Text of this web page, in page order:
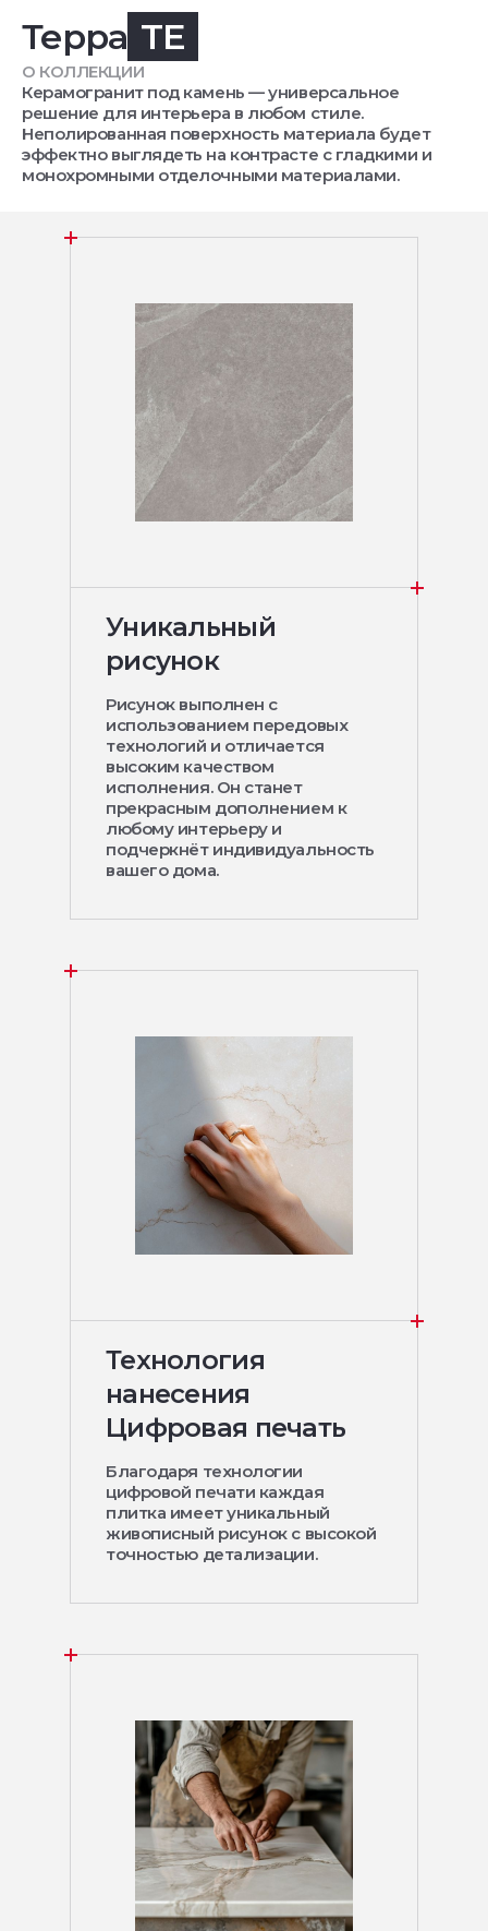
Терра TE
О КОЛЛЕКЦИИ
Керамогранит под камень — универсальное
решение для интерьера в любом стиле.
Неполированная поверхность материала будет
эффектно выглядеть на контрасте с гладкими и
монохромными отделочными материалами.
Уникальный
рисунок
Рисунок выполнен с
использованием передовых
технологий и отличается
высоким качеством
исполнения. Он станет
прекрасным дополнением к
любому интерьеру и
подчеркнёт индивидуальность
вашего дома.
Технология
нанесения
Цифровая печать
Благодаря технологии
цифровой печати каждая
плитка имеет уникальный
живописный рисунок с высокой
точностью детализации.